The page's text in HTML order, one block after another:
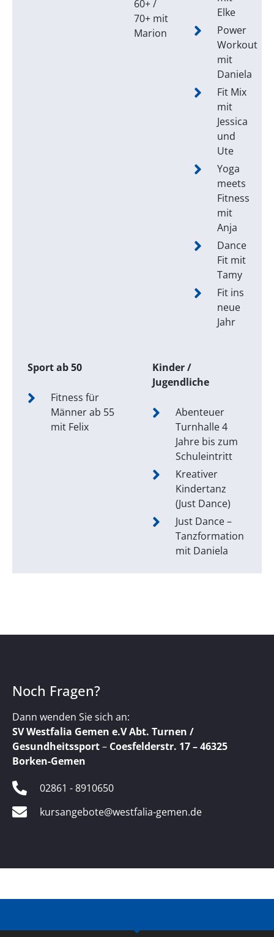
60+ /
70+ mit
Marion
Elke
Power
Workout
mit
Daniela
Fit Mix
mit
Jessica
und
Ute
Yoga
meets
Fitness
mit
Anja
Dance
Fit mit
Tamy
Fit ins
neue
Jahr
Sport ab 50
Fitness für
Männer ab 55
mit Felix
Kinder /
Jugendliche
Abenteuer
Turnhalle 4
Jahre bis zum
Schuleintritt
Kreativer
Kindertanz
(Just Dance)
Just Dance –
Tanzformation
mit Daniela
Noch Fragen?
Dann wenden Sie sich an:
SV Westfalia Gemen e.V Abt. Turnen /
Gesundheitssport– Coesfelderstr. 17 – 46325
Borken-Gemen
02861 - 8910650
kursangebote@westfalia-gemen.de​